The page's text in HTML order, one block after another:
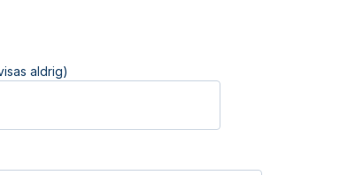
aldrig)